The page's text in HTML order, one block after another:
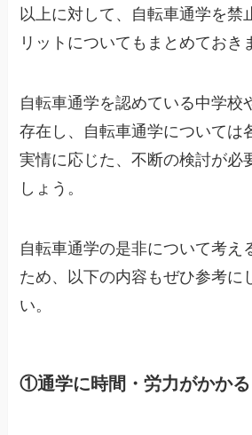
以上に対して、自転車通学を禁
リットについてもまとめておき
自転車通学を認めている中学校
存在し、自転車通学については
実情に応じた、不断の検討が必
しょう。
自転車通学の是非について考え
ため、以下の内容もぜひ参考に
い。
①通学に時間・労力がかかる